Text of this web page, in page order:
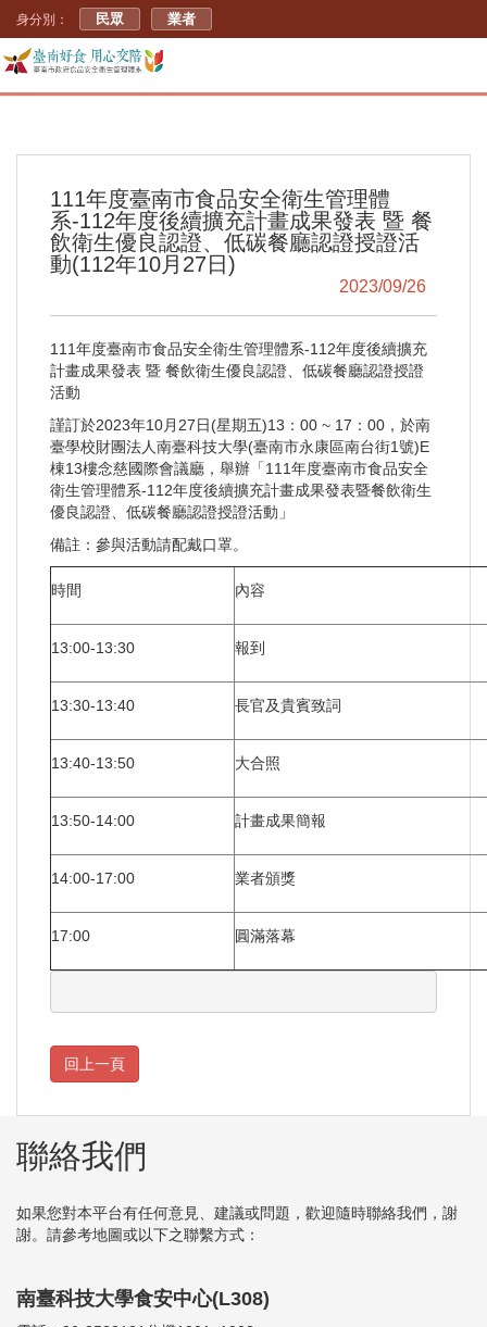
身分別： 民眾 業者
111年度臺南市食品安全衛生管理體
系-112年度後續擴充計畫成果發表 暨 餐
飲衛生優良認證、低碳餐廳認證授證活
動(112年10月27日)
2023/09/26
111年度臺南市食品安全衛生管理體系-112年度後續擴充
計畫成果發表 暨 餐飲衛生優良認證、低碳餐廳認證授證
活動
謹訂於2023年10月27日(星期五)13：00 ~ 17：00，於南
臺學校財團法人南臺科技大學(臺南市永康區南台街1號)E
棟13樓念慈國際會議廳，舉辦「111年度臺南市食品安全
衛生管理體系-112年度後續擴充計畫成果發表暨餐飲衛生
優良認證、低碳餐廳認證授證活動」
備註：參與活動請配戴口罩。
時間 內容
13:00-13:30 報到
13:30-13:40 長官及貴賓致詞
13:40-13:50 大合照
13:50-14:00 計畫成果簡報
14:00-17:00 業者頒獎
17:00 圓滿落幕
聯絡我們
如果您對本平台有任何意見、建議或問題，歡迎隨時聯絡我們，謝
謝。請參考地圖或以下之聯繫方式：
南臺科技大學食安中心(L308)